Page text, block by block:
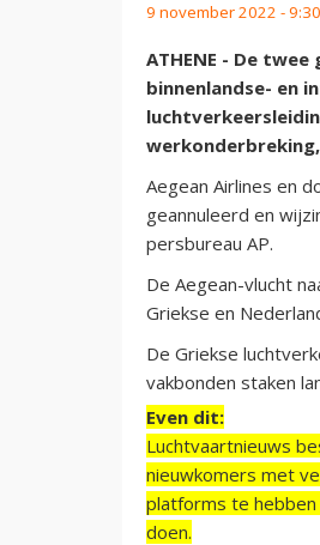
9 november 2022 -
ATHENE - De
binnenlandse- en
Aegean Airlines en
geannuleerd en
persbureau AP.
De Aegean-vlucht
Griekse en
De Griekse
vakbonden staken
Even dit:
Luchtvaartnieuws
nieuwkomers met
platforms te
doen.